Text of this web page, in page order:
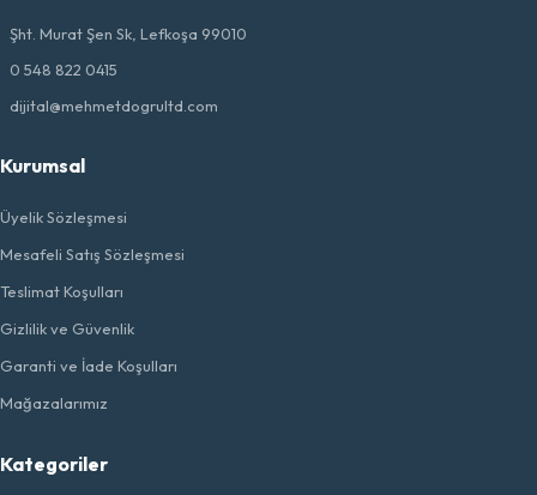
Şht. Murat Şen Sk, Lefkoşa 99010
0 548 822 0415
dijital@mehmetdogrultd.com
Kurumsal
Üyelik Sözleşmesi
Mesafeli Satış Sözleşmesi
Teslimat Koşulları
Gizlilik ve Güvenlik
Garanti ve İade Koşulları
Mağazalarımız
Kategoriler